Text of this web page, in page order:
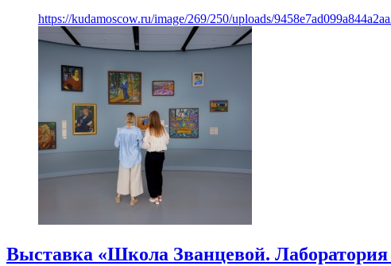
https://kudamoscow.ru/image/269/250/uploads/
Выставка «Школа Званцевой. Лаборатория